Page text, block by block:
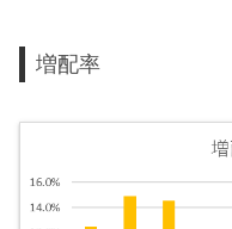
増配率